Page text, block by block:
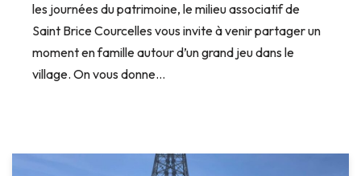
les journées du patrimoine, le milieu associatif de
Saint Brice Courcelles vous invite à venir partager un
moment en famille autour d’un grand jeu dans le
village. On vous donne…